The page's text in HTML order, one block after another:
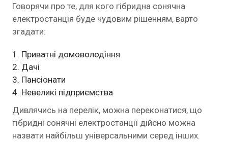
Говорячи про те, для кого гібридна сонячна
електростанція буде чудовим рішенням, варто
згадати:
Приватні домоволодіння
Дачі
Пансіонати
Невеликі підприємства
Дивлячись на перелік, можна переконатися, що
гібридні сонячні електростанції дійсно можна
назвати найбільш універсальними серед інших.